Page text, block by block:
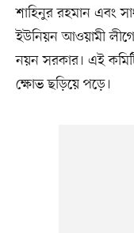
শাহিনুর রহমান এবং
ইউনিয়ন আওয়ামী
নয়ন সরকার। এই
ক্ষোভ ছড়িয়ে পড়ে।